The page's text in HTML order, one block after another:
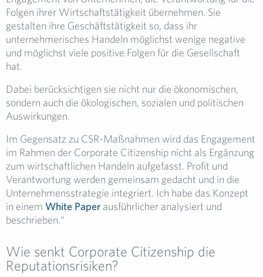
Folgen ihrer Wirtschaftstätigkeit übernehmen. Sie
gestalten ihre Geschäftstätigkeit so, dass ihr
unternehmerisches Handeln möglichst wenige negative
und möglichst viele positive Folgen für die Gesellschaft
hat.
Dabei berücksichtigen sie nicht nur die ökonomischen,
sondern auch die ökologischen, sozialen und politischen
Auswirkungen.
Im Gegensatz zu CSR-Maßnahmen wird das Engagement
im Rahmen der Corporate Citizenship nicht als Ergänzung
zum wirtschaftlichen Handeln aufgefasst. Profit und
Verantwortung werden gemeinsam gedacht und in die
Unternehmensstrategie integriert. Ich habe das Konzept
in einem White Paper ausführlicher analysiert und
beschrieben.“
Wie senkt Corporate Citizenship die
Reputationsrisiken?